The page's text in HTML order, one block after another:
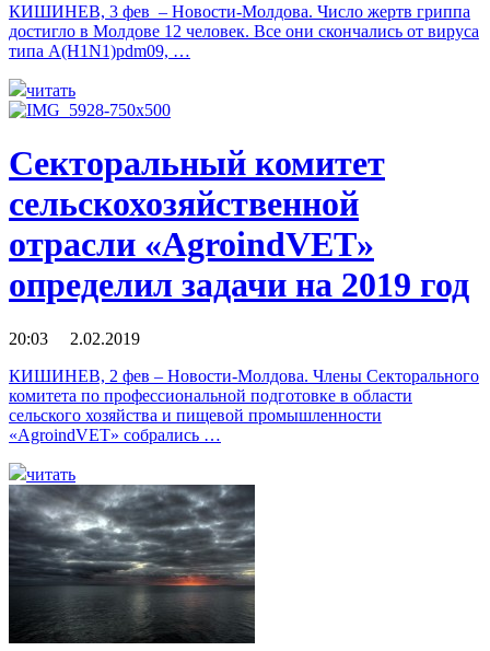
КИШИНЕВ, 3 фев – Новости-Молдова. Число жертв гриппа
достигло в Молдове 12 человек. Все они скончались от вируса
типа A(H1N1)pdm09, …
читать
Секторальный комитет
сельскохозяйственной
отрасли «AgroindVET»
определил задачи на 2019 год
20:03 2.02.2019
КИШИНЕВ, 2 фев – Новости-Молдова. Члены Секторального
комитета по профессиональной подготовке в области
сельского хозяйства и пищевой промышленности
«AgroindVET» собрались …
читать